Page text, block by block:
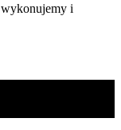
i